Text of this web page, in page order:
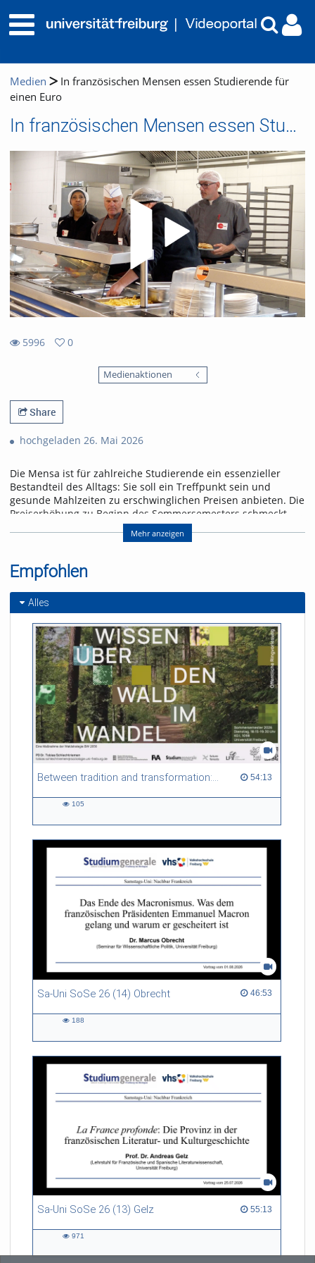
Medien
In französischen Mensen essen Studierende für
einen Euro
In französischen Mensen essen Studierende für einen Euro
5996
0
Medienaktionen
Share
hochgeladen 26. Mai 2026
Die Mensa ist für zahlreiche Studierende ein essenzieller
Bestandteil des Alltags: Sie soll ein Treffpunkt sein und
gesunde Mahlzeiten zu erschwinglichen Preisen anbieten. Die
Preiserhöhung zu Beginn des Sommersemesters schmeckt
jedoch nicht jeder und jedem.
Instagram-Post des Freiburger Studierendenwerks vom
20.4.2026 liegt der tatsächliche Preis für ein Mensa-Essen bei
andere Quellen finanziert.
Nachbar Frankreich investiert mehr. Dort kosten Mensaessen
seit dem 4.5.2026 flächendeckend nur noch einen Euro. Rund
50 Millionen Euro sind dafür im Haushalt 2026
festgeschrieben.
Wie funktioniert das preiswerte Menü in Frankreich?
uniCROSS hat eine Mensa in Mulhouse besucht, in die Töpfe
und auf die Teller geschaut.
Mehr anzeigen
Empfohlen
Alles
Between tradition and transformation: how owners, advisers and institutions co-create knowledge for resilient forests in Europe 54:13
54:13 duration
105
Sa-Uni SoSe 26 (14) Obrecht 46:53
46:53 duration
188
Sa-Uni SoSe 26 (13) Gelz 55:13
55:13 duration
971